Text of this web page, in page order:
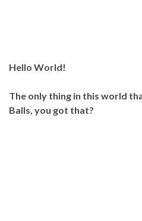
Hello World!
The only thing in this world
Balls, you got that?